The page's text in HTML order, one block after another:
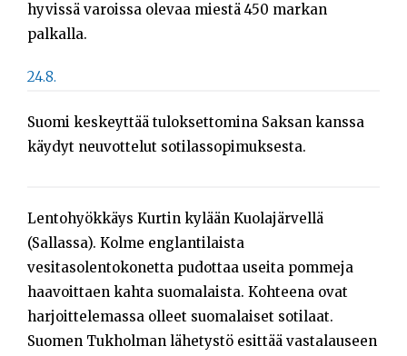
hyvissä varoissa olevaa miestä 450 markan
palkalla.
24.8.
Suomi keskeyttää tuloksettomina Saksan kanssa
käydyt neuvottelut sotilassopimuksesta.
Lentohyökkäys Kurtin kylään Kuolajärvellä
(Sallassa). Kolme englantilaista
vesitasolentokonetta pudottaa useita pommeja
haavoittaen kahta suomalaista. Kohteena ovat
harjoittelemassa olleet suomalaiset sotilaat.
Suomen Tukholman lähetystö esittää vastalauseen